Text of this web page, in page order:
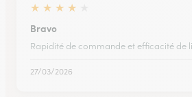
★ ★ ★ ★
Bravo
Rapidité de commande et efficacité de
27/03/2026